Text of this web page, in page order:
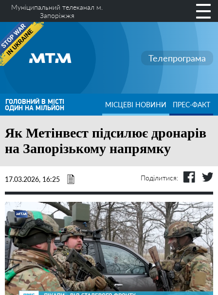
Муніципальний телеканал м.
Запоріжжя
Телепрограма
ГОЛОВНИЙ В МІСТІ
ОДИН НА МІЛЬЙОН МІСЦЕВІ НОВИНИ ПРЕС-ФАКТ
Як Метінвест підсилює дронарів
на Запорізькому напрямку
17.03.2026, 16:25 Поділитися: